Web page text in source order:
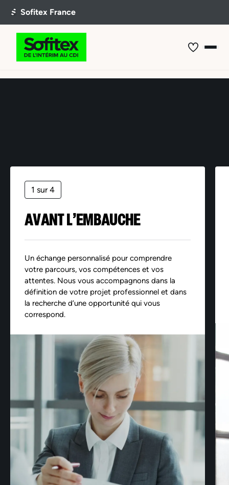
1 sur 4
AVANT L’EMBAUCHE
Un échange personnalisé pour comprendre
votre parcours, vos compétences et vos
attentes. Nous vous accompagnons dans la
définition de votre projet professionnel et dans
la recherche d’une opportunité qui vous
correspond.